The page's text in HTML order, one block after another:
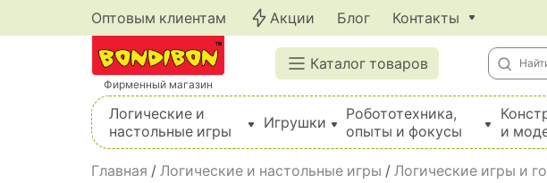
Оптовым клиентам Акции Блог Контакты
Фирменный магазин
Каталог товаров
Логические и
настольные игры
Игрушки
Робототехника,
опыты и фокусы
и
Главная / Логические и настольные игры / Логические игры и